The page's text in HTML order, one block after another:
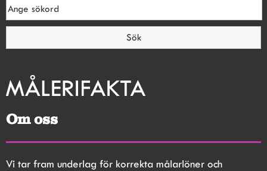
Om oss
Vi tar fram underlag för korrekta målarlöner och